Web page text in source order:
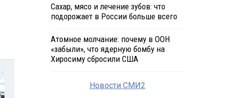
Сахар, мясо и лечение зубов: что
подорожает в России больше всего
Атомное молчание: почему в ООН
«забыли», что ядерную бомбу на
Хиросиму сбросили США
Новости СМИ2